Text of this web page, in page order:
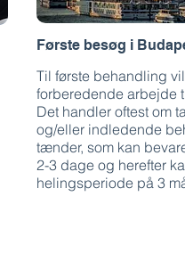
Første besøg i
Til første behandling
forberedende arbejde
Det handler oftest om
og/eller indledende
tænder, som kan
2-3 dage og herefter
helingsperiode på 3